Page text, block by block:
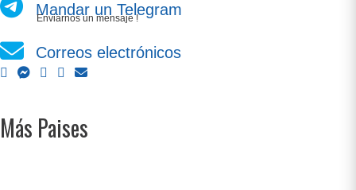
Mandar un Telegram
Enviarnos un mensaje !
Correos electrónicos
Más Paises